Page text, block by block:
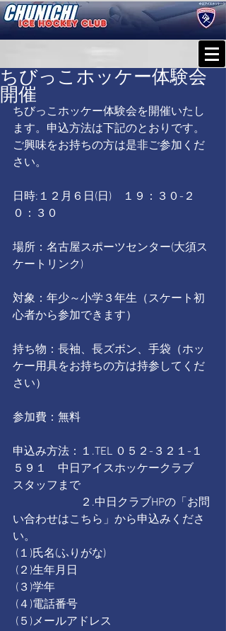
ちびっこホッケー体験会
開催
ちびっこホッケー体験会を開催いたし
ます。申込方法は下記のとおりです。
ご興味をお持ちの方は是非ご参加くだ
さい。
日時:１２月６日(日)　１９：３０-２
０：３０
場所：名古屋スポーツセンター(大須ス
ケートリンク)
対象：年少～小学３年生（スケート初
心者から参加できます）
持ち物：長袖、長ズボン、手袋（ホッ
ケー用具をお持ちの方は持参してくだ
さい）
参加費：無料
申込み方法：１.TEL ０５２-３２１-１
５９１　中日アイスホッケークラブ
スタッフまで
２.中日クラブHPの「お問
い合わせはこちら」から申込みくださ
い。
(１)氏名(ふりがな)
(２)生年月日
(３)学年
(４)電話番号
(５)メールアドレス